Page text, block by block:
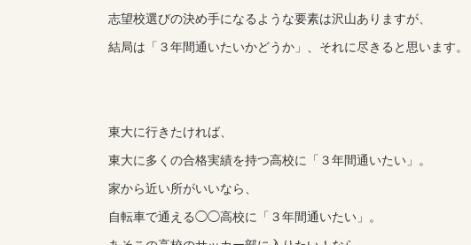
志望校選びの決め手になるような要素は沢山ありますが、
結局は「３年間通いたいかどうか」、それに尽きると思います。
東大に行きたければ、
東大に多くの合格実績を持つ高校に「３年間通いたい」。
家から近い所がいいなら、
自転車で通える◯◯高校に「３年間通いたい」。